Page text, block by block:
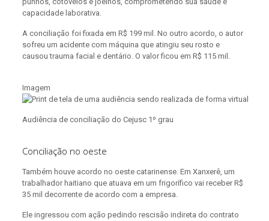
capacidade laborativa.
A conciliação foi fixada em R$ 199 mil. No outro acordo, o autor
sofreu um acidente com máquina que atingiu seu rosto e
causou trauma facial e dentário. O valor ficou em R$ 115 mil.
Imagem
Audiência de conciliação do Cejusc 1º grau
Conciliação no oeste
Também houve acordo no oeste catarinense. Em Xanxerê, um
trabalhador haitiano que atuava em um frigorífico vai receber R$
35 mil decorrente de acordo com a empresa.
Ele ingressou com ação pedindo rescisão indireta do contrato